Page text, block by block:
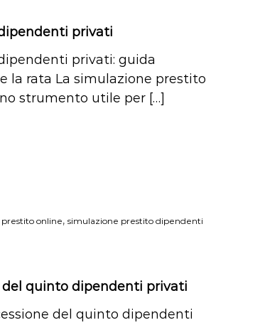
privati
privati: guida
la rata La simulazione prestito
strumento utile per […]
prestito online, simulazione prestito dipendenti
del quinto dipendenti privati
del quinto dipendenti